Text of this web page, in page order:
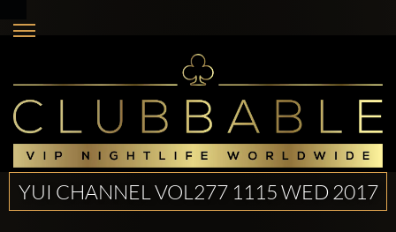
YUI CHANNEL VOL277 1115 WED 2017